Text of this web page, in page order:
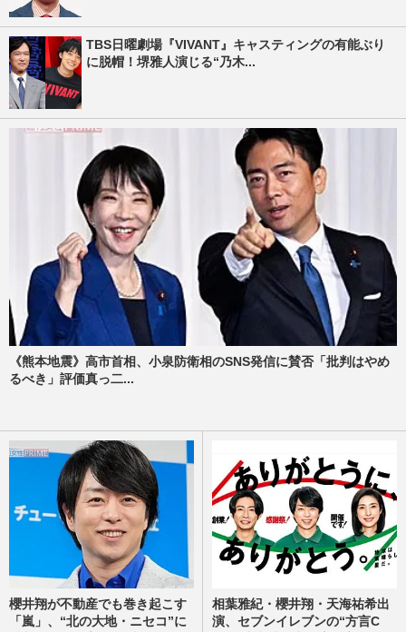
TBS日曜劇場『VIVANT』キャスティングの有能ぶり
に脱帽！堺雅人演じる“乃木...
《熊本地震》高市首相、小泉防衛相のSNS発信に賛否「批判はやめ
るべき」評価真っ二...
櫻井翔が不動産でも巻き起こす
「嵐」、“北の大地・ニセコ”に
相葉雅紀・櫻井翔・天海祐希出
演、セブンイレブンの“方言C